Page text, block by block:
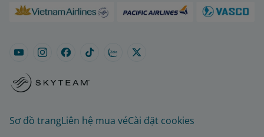
Sơ đồ trangLiên hệ mua véCài đặt cookies